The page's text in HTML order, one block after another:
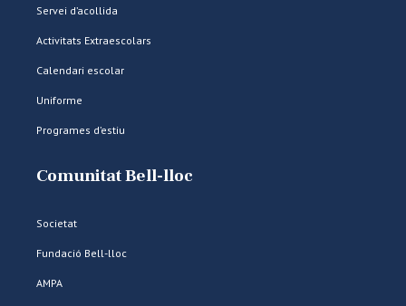
Servei d’acollida
Activitats Extraescolars
Calendari escolar
Uniforme
Programes d’estiu
Comunitat Bell-lloc
Societat
Fundació Bell-lloc
AMPA